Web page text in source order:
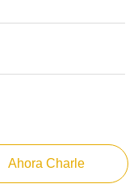
Ahora Charle